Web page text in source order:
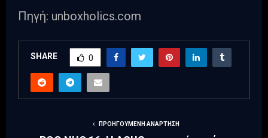
Πηγή: unboxholics.com
SHARE 0
ΠΡΟΗΓΟΎΜΕΝΗ ΑΝΆΡΤΗΣΗ